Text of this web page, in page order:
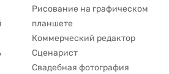
Рисование на графическом
планшете
Коммерческий редактор
Сценарист
Свадебная фотография